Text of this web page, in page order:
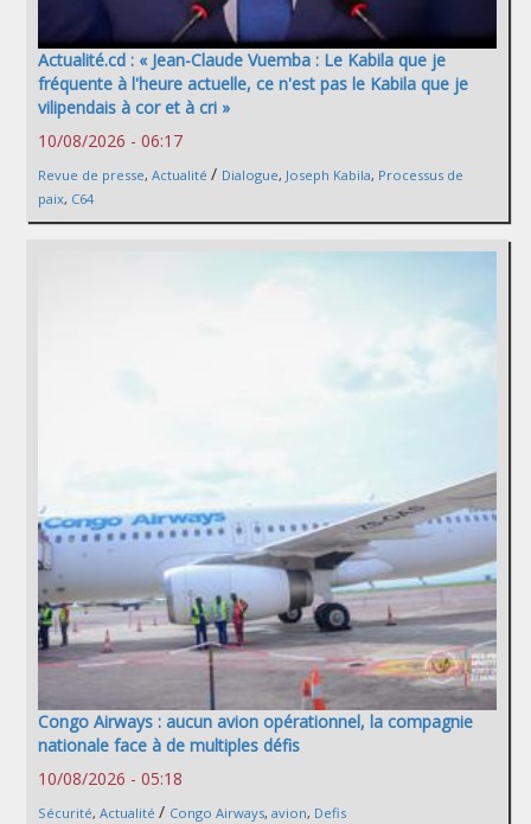
Actualité.cd : « Jean-Claude Vuemba : Le Kabila que je
fréquente à l'heure actuelle, ce n'est pas le Kabila que je
vilipendais à cor et à cri »
10/08/2026 - 06:17
Revue de presse, Actualité / Dialogue, Joseph Kabila, Processus de
paix, C64
Congo Airways : aucun avion opérationnel, la compagnie
nationale face à de multiples défis
10/08/2026 - 05:18
Sécurité, Actualité / Congo Airways, avion, Defis